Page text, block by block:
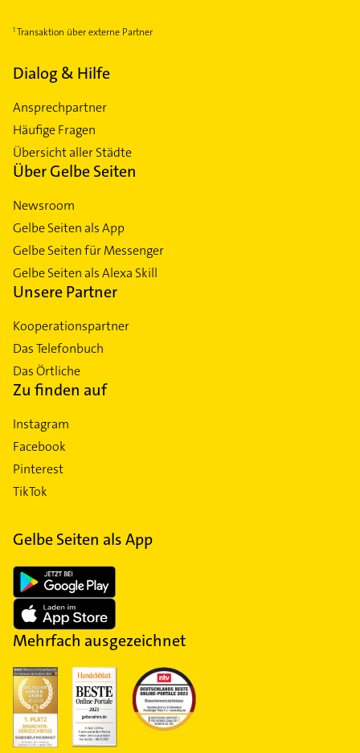
Transaktion über externe Partner
Dialog & Hilfe
Ansprechpartner
Häufige Fragen
Übersicht aller Städte
Über Gelbe Seiten
Newsroom
Gelbe Seiten als App
Gelbe Seiten für Messenger
Gelbe Seiten als Alexa Skill
Unsere Partner
Kooperationspartner
Das Telefonbuch
Das Örtliche
Zu finden auf
Instagram
Facebook
Pinterest
TikTok
Gelbe Seiten als App
Mehrfach ausgezeichnet